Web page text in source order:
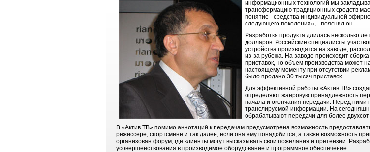
информационных технологий мы
трансформацию традиционных средств
понятие - средства индивидуальной
следующего поколения», - пояснил он.
Разработка продукта длилась несколько
долларов. Российские специалисты
устройства производятся на заводе,
из-за рубежа. На заводе происходит
приставок, но объем производства может
настоящему моменту при отсутствии
было продано 30 тысяч приставок.
Для эффективной работы «Актив ТВ»
определяют жанровую принадлежность
начала и окончания передачи. Перед ними
транслируемой информации. На
обрабатывают передачи для более
В «Актив ТВ» помимо аннотаций к передачам предусмотрена возможность
режиссере, спортсмене и так далее, если она ему понадобится, а также возможность
организован форум, где клиенты могут высказывать свои пожелания и претензии.
усовершенствования в производимое оборудование и программное обеспечение.